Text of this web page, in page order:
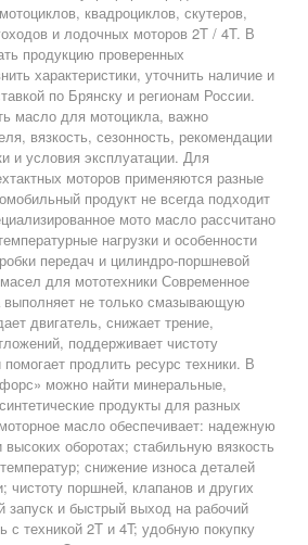
квадроциклов, скутеров,
и лодочных моторов 2T / 4T. В
продукцию проверенных
характеристики, уточнить наличие и
по Брянску и регионам России.
масло для мотоцикла, важно
вязкость, сезонность, рекомендации
и условия эксплуатации. Для
моторов применяются разные
продукт не всегда подходит
мото масло рассчитано
нагрузки и особенности
передач и цилиндро-поршневой
для мототехники Современное
не только смазывающую
двигатель, снижает трение,
поддерживает чистоту
продлить ресурс техники. В
можно найти минеральные,
продукты для разных
масло обеспечивает: надежную
оборотах; стабильную вязкость
снижение износа деталей
чистоту поршней, клапанов и других
запуск и быстрый выход на рабочий
с техникой 2T и 4T; удобную покупку